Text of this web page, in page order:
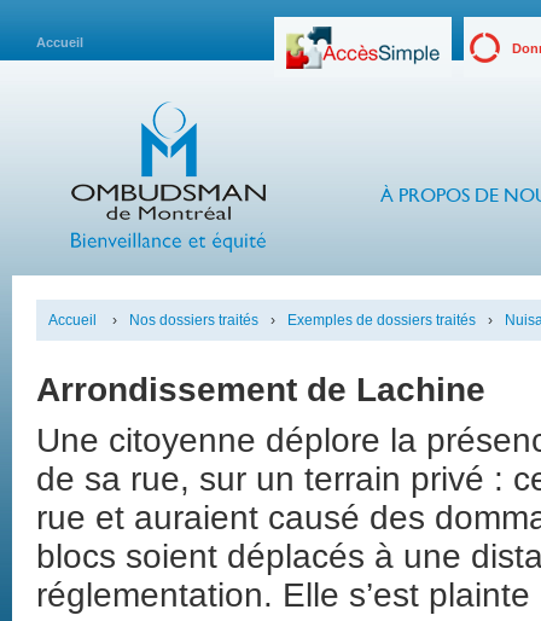
Accueil
À PROPOS DE
Accueil › Nos dossiers traités › Exemples de dossiers traités ›
Arrondissement de Lachine
Une citoyenne déplore la
de sa rue, sur un terrain privé :
rue et auraient causé des
blocs soient déplacés à une
réglementation. Elle s’est